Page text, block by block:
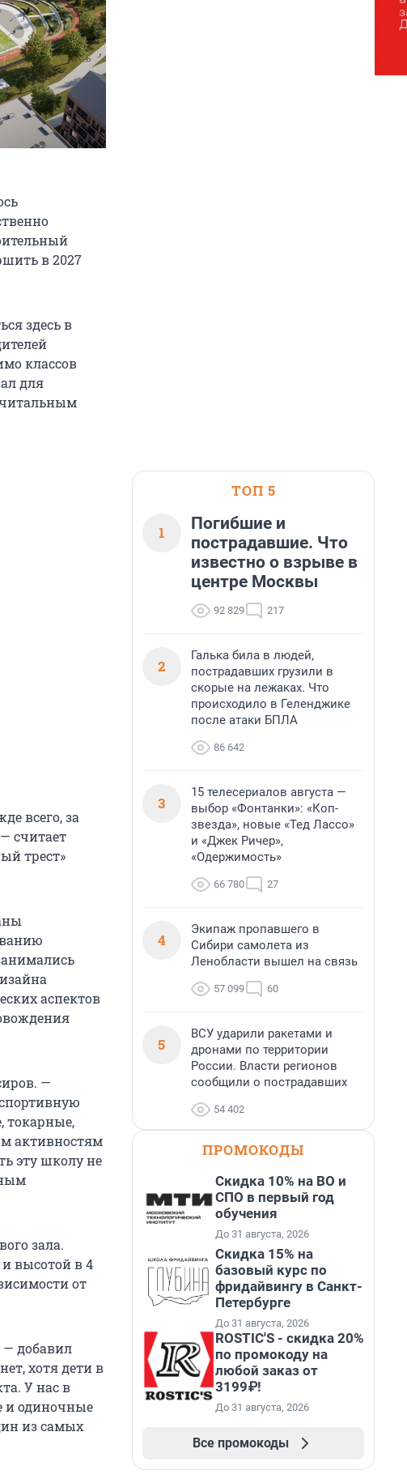
в 2027
здесь в
классов
для
читальным
всего, за
считает
трест»
аспектов
—
токарные,
активностям
эту школу не
зала.
высотой в 4
от
— добавил
хотя дети в
У нас в
и одиночные
из самых
ТОП 5
1
Погибшие и
пострадавшие. Что
известно о взрыве в
центре Москвы
92 829 217
2
Галька била в людей,
пострадавших грузили в
скорые на лежаках. Что
происходило в Геленджике
после атаки БПЛА
86 642
3
15 телесериалов августа —
выбор «Фонтанки»: «Коп-
звезда», новые «Тед Лассо»
и «Джек Ричер»,
«Одержимость»
66 780 27
4
Экипаж пропавшего в
Сибири самолета из
Ленобласти вышел на связь
57 099 60
5
ВСУ ударили ракетами и
дронами по территории
России. Власти регионов
сообщили о пострадавших
54 402
ПРОМОКОДЫ
Скидка 10% на ВО и
СПО в первый год
обучения
До 31 августа, 2026
Скидка 15% на
базовый курс по
фридайвингу в Санкт-
Петербурге
До 31 августа, 2026
ROSTIC'S - скидка 20%
по промокоду на
любой заказ от
3199₽!
До 31 августа, 2026
Все промокоды